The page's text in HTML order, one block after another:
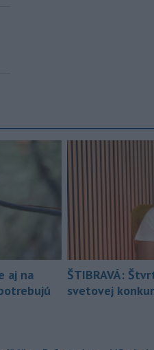
aj na
ŠTIBRAVÁ:
svetovej